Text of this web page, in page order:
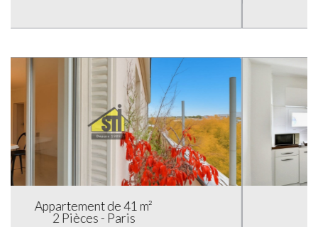
Appartement de 26 m²
1 pièce - Paris